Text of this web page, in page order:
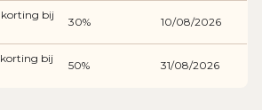
korting bij
30% 10/08/2026
korting bij
50% 31/08/2026